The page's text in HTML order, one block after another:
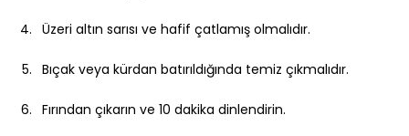
Üzeri altın sarısı ve hafif çatlamış olmalıdır.
Bıçak veya kürdan batırıldığında temiz çıkmalıdır.
Fırından çıkarın ve 10 dakika dinlendirin.